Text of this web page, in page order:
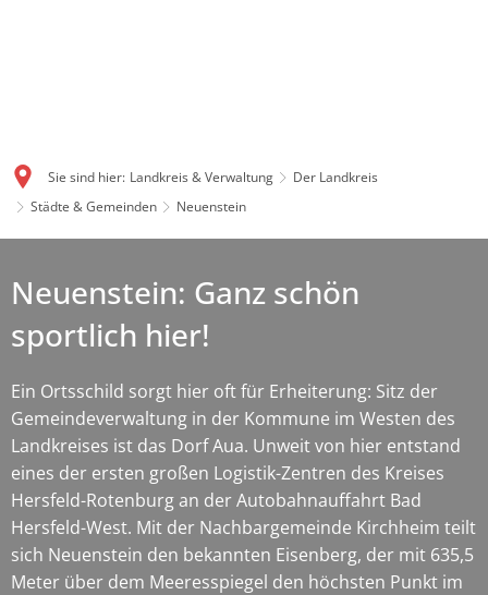
Sie sind hier: Landkreis & Verwaltung
Der Landkreis
Städte & Gemeinden
Neuenstein
Neuenstein: Ganz schön
sportlich hier!
Ein Ortsschild sorgt hier oft für Erheiterung: Sitz der
Gemeindeverwaltung in der Kommune im Westen des
Landkreises ist das Dorf Aua. Unweit von hier entstand
eines der ersten großen Logistik-Zentren des Kreises
Hersfeld-Rotenburg an der Autobahnauffahrt Bad
Hersfeld-West. Mit der Nachbargemeinde Kirchheim teilt
sich Neuenstein den bekannten Eisenberg, der mit 635,5
Meter über dem Meeresspiegel den höchsten Punkt im